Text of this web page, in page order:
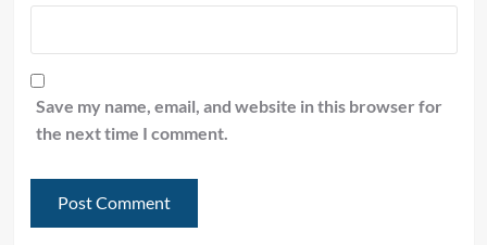
Save my name, email, and website in this browser for
the next time I comment.